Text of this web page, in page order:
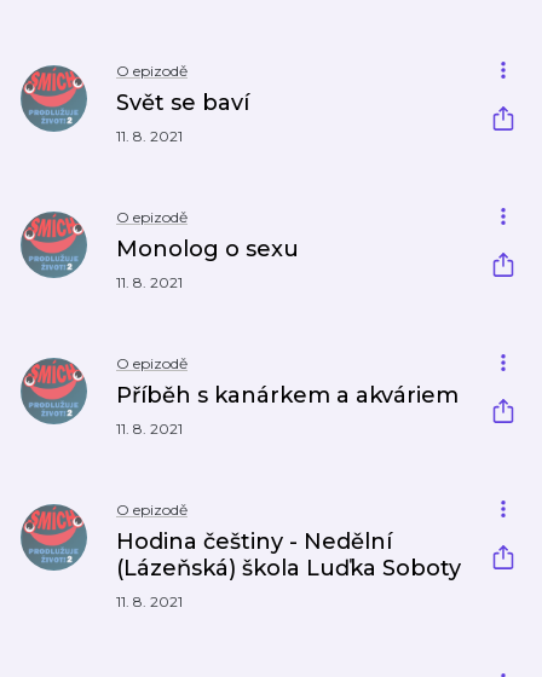
O epizodě
Svět se baví
11. 8. 2021
O epizodě
Monolog o sexu
11. 8. 2021
O epizodě
Příběh s kanárkem a akváriem
11. 8. 2021
O epizodě
Hodina češtiny - Nedělní
(Lázeňská) škola Luďka Soboty
11. 8. 2021